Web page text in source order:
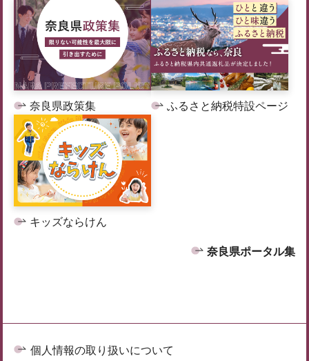
奈良県政策集 ふるさと納税特設ページ
キッズならけん
奈良県ポータル集
個人情報の取り扱いについて